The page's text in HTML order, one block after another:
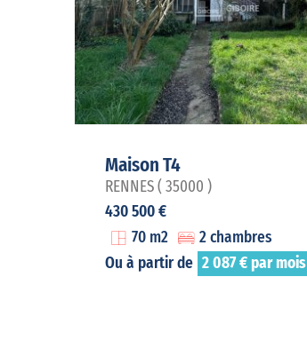
Maison T4
RENNES ( 35000 )
430 500 €
70 m2
2 chambres
Ou à partir de 2 087 € par mois